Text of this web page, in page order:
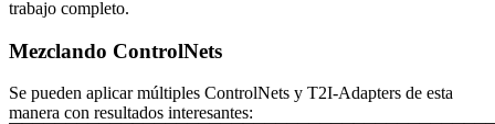
trabajo completo.
Mezclando ControlNets
Se pueden aplicar múltiples ControlNets y T2I-Adapters de esta
manera con resultados interesantes: